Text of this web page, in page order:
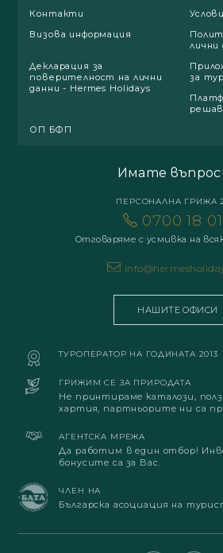
Контакти
Визова информация
лични
Декларация за
поверителност на лични
данни - Hermes Holidays
за
ОП БФП
Имате
ПЕРСОНАЛНА ГРИЖА
0700 18
Отговаряме с усмивка на
НАШИТЕ ОФИСИ
ТУРОПЕРАТОР НА ГОДИНАТА 2013
ГРИЖИМ СЕ ЗА ПРИРОДАТА
Не принтираме каталози,
хартия, партньорите ни са
АГЕНТСКА МРЕЖА
Да работим в един отбор!
бонусите са за Вас.
ЧЛЕН НА
Българска асоциация на